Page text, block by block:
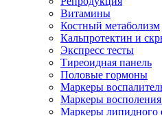
Витамины
Костный метаболизм
Кальпротектин и
Экспресс тесты
Тиреоидная панель
Половые гормоны
Маркеры
Маркеры восполения
Маркеры липидного